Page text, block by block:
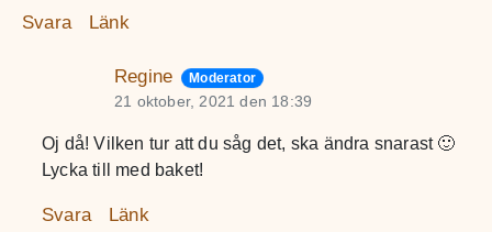
Svara Länk
Regine Moderator
21 oktober, 2021 den 18:39
Oj då! Vilken tur att du såg det, ska ändra snarast 🙂
Lycka till med baket!
Svara Länk